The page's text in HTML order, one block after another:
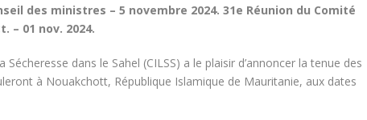
des ministres – 5 novembre 2024. 31e Réunion du Comité
– 01 nov. 2024.
dans le Sahel (CILSS) a le plaisir d’annoncer la tenue des
à Nouakchott, République Islamique de Mauritanie, aux dates